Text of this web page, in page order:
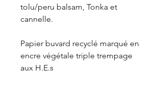
tolu/peru balsam, Tonka et
cannelle.
Papier buvard recyclé marqué en
encre végétale triple trempage
aux H.E.s